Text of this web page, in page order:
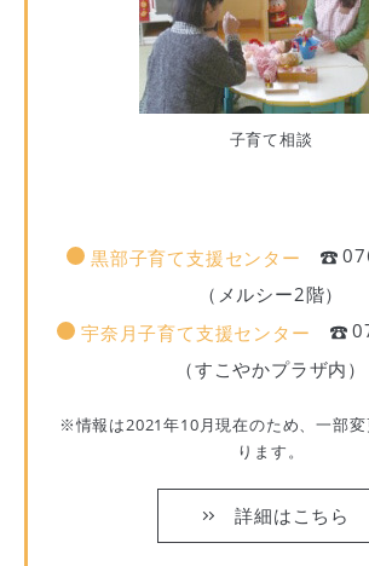
子育て相談
黒部子育て支援センター
（メルシー2階）
宇奈月子育て支援センター
（すこやかプラザ内）
※情報は2021年10月現在のため、一部変
ります。
詳細はこちら